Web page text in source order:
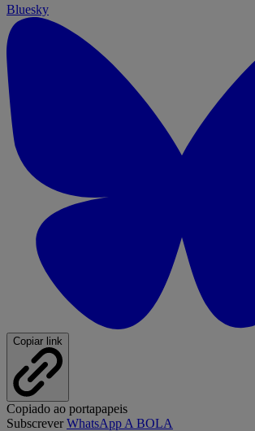
Bluesky
Copiar link
Copiado ao portapapeis
SubscreverWhatsApp A BOLA